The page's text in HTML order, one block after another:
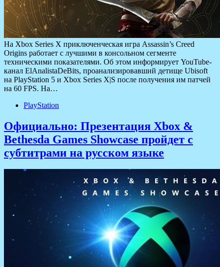
На Xbox Series X приключенческая игра Assassin’s Creed
Origins работает с лучшими в консольном сегменте
техническими показателями. Об этом информирует YouTube-
канал ElAnalistaDeBits, проанализировавший детище Ubisoft
на PlayStation 5 и Xbox Series X|S после получения им патчей
на 60 FPS. На…
PlayStation
Официально: Презентация Xbox &
Bethesda Games Showcase пройдет с
субтитрами на русском языке